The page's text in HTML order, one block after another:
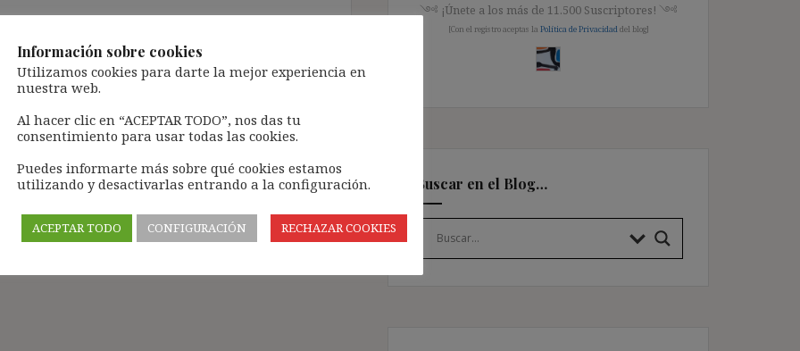
de presentar en la Universidad de
en la ocupación y envejecimiento
“Instrumentos normativos para la mejora de
demográfico, económico y tecnológico”. El
y calidad en el empleo: algunas
༺ ¡Únete a los más de 11.500 Suscriptores! ༺
[Con el registro aceptas la Política de Privacidad del blog]
Buscar en el Blog…
Información sobre cookies
Utilizamos cookies para darte la mejor experiencia en
nuestra web.
Al hacer clic en “ACEPTAR TODO”, nos das tu
consentimiento para usar todas las cookies.
Puedes informarte más sobre qué cookies estamos
utilizando y desactivarlas entrando a la configuración.
ACEPTAR TODO CONFIGURACIÓN RECHAZAR COOKIES